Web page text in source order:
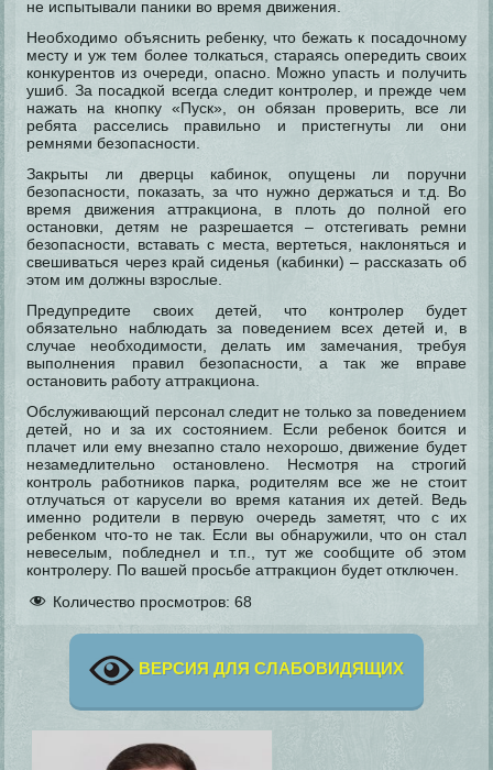
не испытывали паники во время движения.
Необходимо объяснить ребенку, что бежать к посадочному
месту и уж тем более толкаться, стараясь опередить своих
конкурентов из очереди, опасно. Можно упасть и получить
ушиб. За посадкой всегда следит контролер, и прежде чем
нажать на кнопку «Пуск», он обязан проверить, все ли
ребята расселись правильно и пристегнуты ли они
ремнями безопасности.
Закрыты ли дверцы кабинок, опущены ли поручни
безопасности, показать, за что нужно держаться и т.д. Во
время движения аттракциона, в плоть до полной его
остановки, детям не разрешается – отстегивать ремни
безопасности, вставать с места, вертеться, наклоняться и
свешиваться через край сиденья (кабинки) – рассказать об
этом им должны взрослые.
Предупредите своих детей, что контролер будет
обязательно наблюдать за поведением всех детей и, в
случае необходимости, делать им замечания, требуя
выполнения правил безопасности, а так же вправе
остановить работу аттракциона.
Обслуживающий персонал следит не только за поведением
детей, но и за их состоянием. Если ребенок боится и
плачет или ему внезапно стало нехорошо, движение будет
незамедлительно остановлено. Несмотря на строгий
контроль работников парка, родителям все же не стоит
отлучаться от карусели во время катания их детей. Ведь
именно родители в первую очередь заметят, что с их
ребенком что-то не так. Если вы обнаружили, что он стал
невеселым, побледнел и т.п., тут же сообщите об этом
контролеру. По вашей просьбе аттракцион будет отключен.
Количество просмотров: 68
ВЕРСИЯ ДЛЯ СЛАБОВИДЯЩИХ